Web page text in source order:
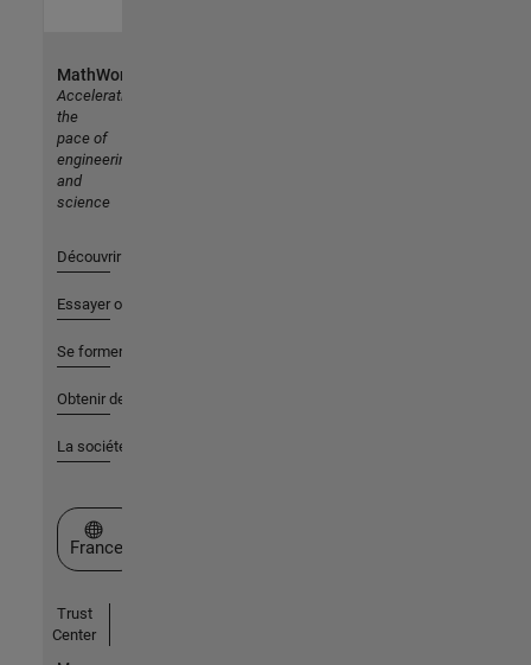
MathWorks
Accelerating
the
pace of
engineering
and
science
Découvrir les produits
Essayer ou acheter
Se former
Obtenir de l'aide
La société
Sélectionner un site web
France
Trust
Center